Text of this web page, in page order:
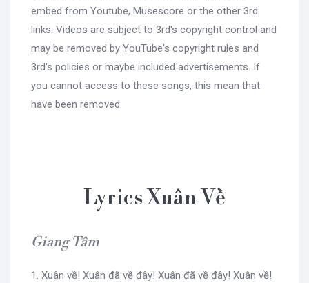
embed from Youtube, Musescore or the other 3rd
links. Videos are subject to 3rd's copyright control and
may be removed by YouTube's copyright rules and
3rd's policies or maybe included advertisements. If
you cannot access to these songs, this mean that
have been removed.
Lyrics Xuân Về
Giang Tâm
1. Xuân về! Xuân đã về đây! Xuân đã về đây! Xuân về!